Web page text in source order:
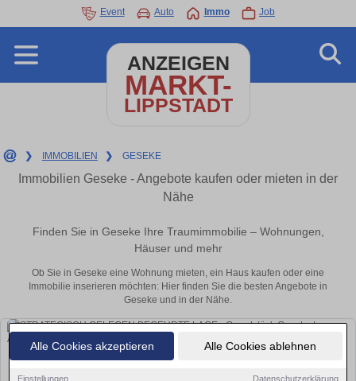
Alle Cookies akzeptieren Alle Cookies ablehnen
Einstellungen Datenschutzerklärung
Event Auto Immo Job
ANZEIGEN
MARKT-
LIPPSTADT
❯ IMMOBILIEN ❯ GESEKE
Immobilien Geseke - Angebote kaufen oder mieten in der
Nähe
Finden Sie in Geseke Ihre Traumimmobilie – Wohnungen,
Häuser und mehr
Ob Sie in Geseke eine Wohnung mieten, ein Haus kaufen oder eine
Immobilie inserieren möchten: Hier finden Sie die besten Angebote in
Geseke und in der Nähe.